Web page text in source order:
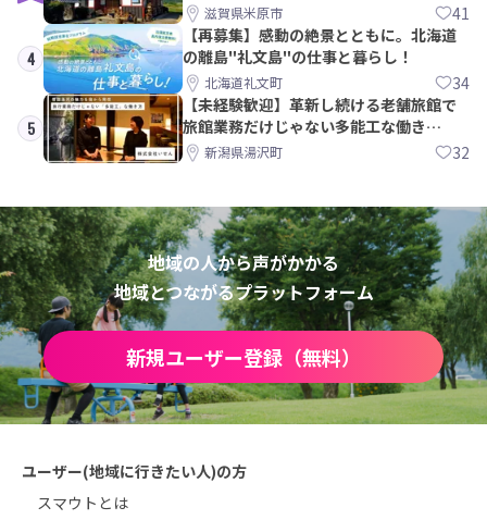
滋賀県米原市 41
4
【再募集】感動の絶景とともに。北海道
の離島"礼文島"の仕事と暮らし！
北海道礼文町 34
5
【未経験歓迎】革新し続ける老舗旅館で
旅館業務だけじゃない多能工な働き
方。 株式会社いせん
新潟県湯沢町 32
地域の人から声がかかる
地域とつながるプラットフォーム
新規ユーザー登録（無料）
ユーザー(地域に行きたい人)の方
スマウトとは